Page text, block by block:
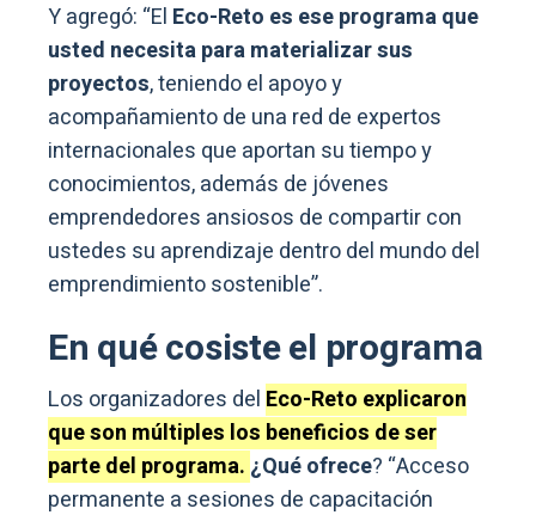
Y agregó: “El Eco-Reto es ese programa que
usted necesita para materializar sus
proyectos, teniendo el apoyo y
acompañamiento de una red de expertos
internacionales que aportan su tiempo y
conocimientos, además de jóvenes
emprendedores ansiosos de compartir con
ustedes su aprendizaje dentro del mundo del
emprendimiento sostenible”.
En qué cosiste el programa
Los organizadores del Eco-Reto explicaron
que son múltiples los beneficios de ser
parte del programa. ¿Qué ofrece? “Acceso
permanente a sesiones de capacitación